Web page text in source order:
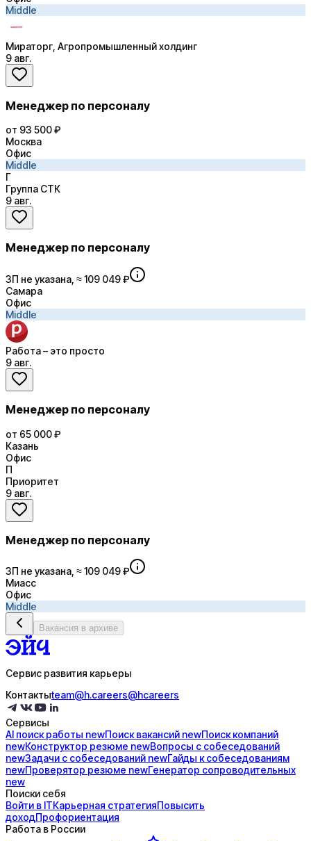
Middle
Мираторг, Агропромышленный холдинг
9 авг.
Менеджер по персоналу
от 93 500 ₽
Москва
Офис
Middle
Г
Группа СТК
9 авг.
Менеджер по персоналу
ЗП не указана, ≈ 109 049 ₽
Самара
Офис
Middle
Работа – это просто
9 авг.
Менеджер по персоналу
от 65 000 ₽
Казань
Офис
П
Приоритет
9 авг.
Менеджер по персоналу
ЗП не указана, ≈ 109 049 ₽
Миасс
Офис
Middle
Вакансия в архиве
Сервис развития карьеры
Контактыteam@h.careers@hcareers
Сервисы
AI поискработы newПоисквакансий newПоисккомпаний
newКонструктор резюме newВопросы с собеседований
newЗадачи с собеседований newГайды ксобеседованиям
newПроверятор резюме newГенератор сопроводительных
new
Поиски себя
Войти в ITКарьерная стратегияПовысить
доходПрофориентация
Работа в России